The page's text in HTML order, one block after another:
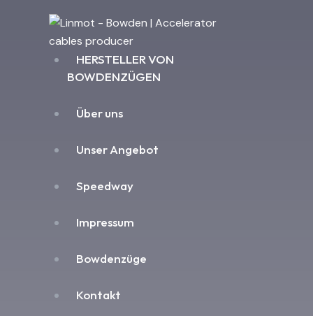
HERSTELLER VON
BOWDENZÜGEN
Über uns
Unser Angebot
Speedway
Impressum
Bowdenzüge
Kontakt